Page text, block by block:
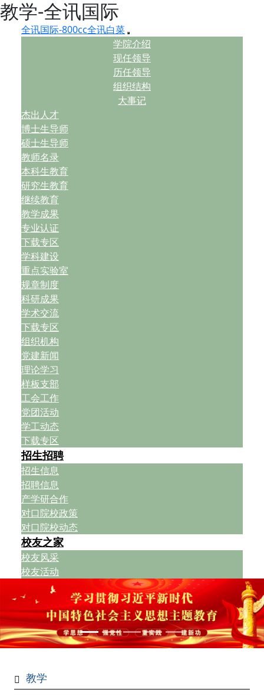
教学-全讯国际
全讯国际-800cc全讯白菜
学院介绍
现任领导
历任领导
组织结构
大事记
杰出人才
博士生导师
硕士生导师
教师名录
本科生教育
研究生教育
继续教育
教学成果
专业认证
下载专区
学科建设
重点实验室
规章制度
科研成果
学术交流
下载专区
组织机构
党建新闻
理论学习
样板支部
工会工作
党团活动
学工动态
下载专区
招生招聘
招生信息
招聘信息
产学研合作
对口院校政策
对口院校动态
校友之家
校友风采
校友活动
教学